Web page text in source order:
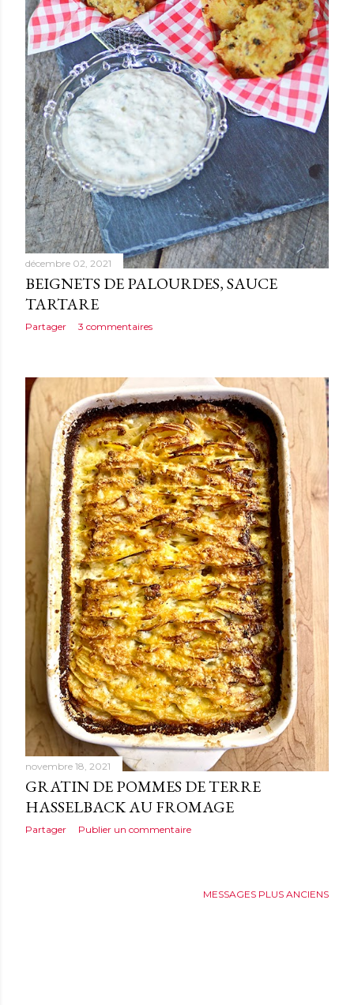
décembre 02, 2021
BEIGNETS DE PALOURDES, SAUCE
TARTARE
Partager 3 commentaires
novembre 18, 2021
GRATIN DE POMMES DE TERRE
HASSELBACK AU FROMAGE
Partager Publier un commentaire
MESSAGES PLUS ANCIENS